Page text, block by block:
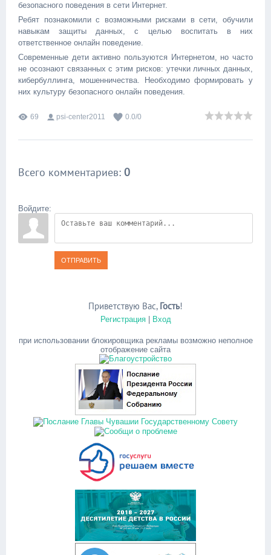
безопасного поведения в сети Интернет.
Ребят познакомили с возможными рисками в сети, обучили
навыкам защиты данных, с целью воспитать в них
ответственное онлайн поведение.
Современные дети активно пользуются Интернетом, но часто
не осознают связанных с этим рисков: утечки личных данных,
кибербуллинга, мошенничества. Необходимо формировать у
них культуру безопасного онлайн поведения.
69 psi-center2011 0.0/0
Всего комментариев: 0
Войдите:
ОТПРАВИТЬ
Приветствую Вас, Гость!
Регистрация| Вход
при использовании блокировщика рекламы возможно неполное
отображение сайта